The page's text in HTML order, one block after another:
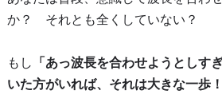
か？ それとも全くしていない？
もし 「あっ波長を合わせようとしす
いた方がいれば、それは大きな一歩！